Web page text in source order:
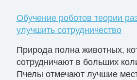
Обучение роботов теории
улучшить сотрудничество
Природа полна животных,
сотрудничают в больших
Пчелы отмечают лучшие